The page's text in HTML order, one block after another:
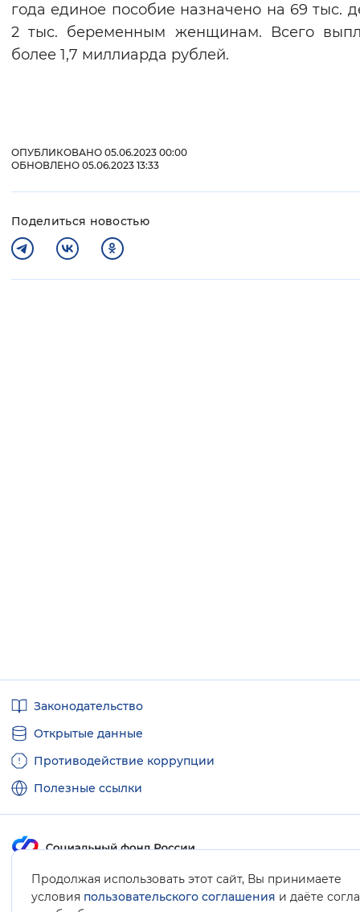
года единое пособие назначено на 69 тыс.
2 тыс. беременным женщинам. Всего
более 1,7 миллиарда рублей.
ОПУБЛИКОВАНО 05.06.2023 00:00
ОБНОВЛЕНО 05.06.2023 13:33
Поделиться новостью
Продолжая использовать этот сайт, Вы принимаете
условия пользовательского соглашения и даёте
ссылкиЗаконодательство
Открытые данные
Противодействие коррупции
Полезные ссылки
Карта сайта